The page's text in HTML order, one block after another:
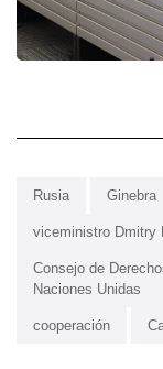
Rusia Ginebra
viceministro Dmitry
Consejo de
Naciones Unidas
cooperación